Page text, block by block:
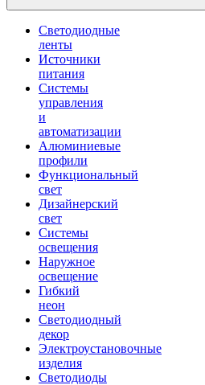
Светодиодные
ленты
Источники
питания
Системы
управления
и
автоматизации
Алюминиевые
профили
Функциональный
свет
Дизайнерский
свет
Системы
освещения
Наружное
освещение
Гибкий
неон
Светодиодный
декор
Электроустановочные
изделия
Светодиоды